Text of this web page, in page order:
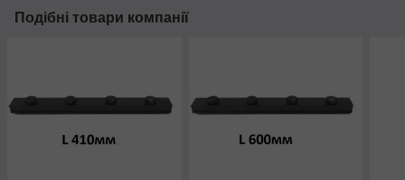
Подібні товари компанії